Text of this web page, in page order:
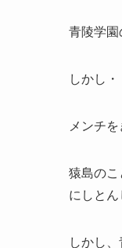
青陵学園
しかし
メンチ
猿島の
にしとん
しかし